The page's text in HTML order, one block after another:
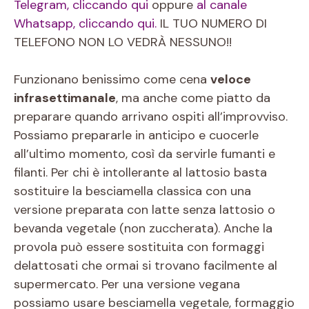
Telegram, cliccando qui oppure al canale
Whatsapp, cliccando qui. IL TUO NUMERO DI
TELEFONO NON LO VEDRÀ NESSUNO!!
Funzionano benissimo come cena veloce
infrasettimanale, ma anche come piatto da
preparare quando arrivano ospiti all’improvviso.
Possiamo prepararle in anticipo e cuocerle
all’ultimo momento, così da servirle fumanti e
filanti. Per chi è intollerante al lattosio basta
sostituire la besciamella classica con una
versione preparata con latte senza lattosio o
bevanda vegetale (non zuccherata). Anche la
provola può essere sostituita con formaggi
delattosati che ormai si trovano facilmente al
supermercato. Per una versione vegana
possiamo usare besciamella vegetale, formaggio